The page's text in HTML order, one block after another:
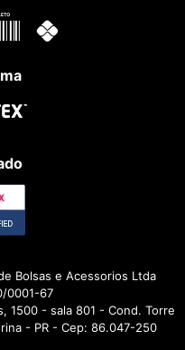
Bolsas e Acessorios Ltda
0001-67
1500 - sala 801 - Cond. Torre
- PR - Cep: 86.047-250